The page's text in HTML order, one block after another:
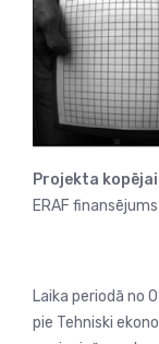
Projekta
ERAF
Laika periodā no
pie Tehniski